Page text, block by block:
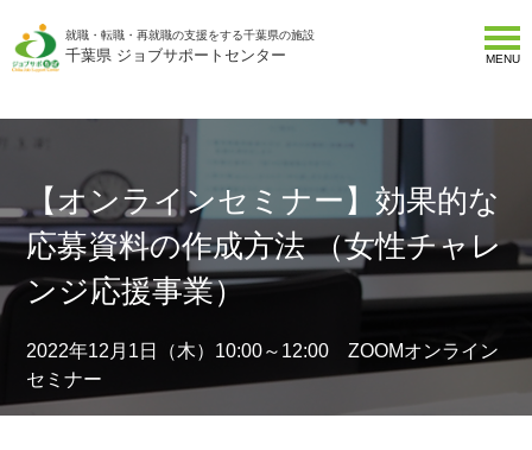
就職・転職・再就職の支援をする千葉県の施設
千葉県 ジョブサポートセンター MENU
【オンラインセミナー】効果的な
応募資料の作成方法 （女性チャレ
ンジ応援事業）
2022年12月1日（木）10:00～12:00 ZOOMオンライン
セミナー